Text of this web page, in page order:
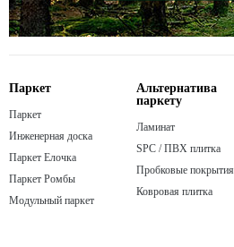
Паркет
Паркет
Инженерная доска
Паркет Елочка
Паркет Ромбы
Модульный паркет
Альтернатива
паркету
Ламинат
SPC / ПВХ плитка
Пробковые покрытия
Ковровая плитка